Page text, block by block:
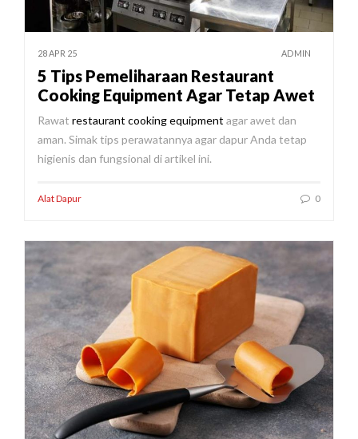
28 APR 25 ADMIN
5 Tips Pemeliharaan Restaurant
Cooking Equipment Agar Tetap Awet
Rawat restaurant cooking equipment agar awet dan
aman. Simak tips perawatannya agar dapur Anda tetap
higienis dan fungsional di artikel ini.
Alat Dapur 0